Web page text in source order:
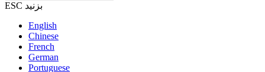
ESC بزنید
English
Chinese
French
German
Portuguese